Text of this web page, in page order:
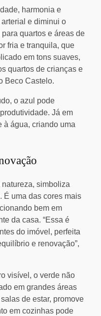
harmonia e
e diminui o
quartos e áreas de
fria e tranquila, que
em tons suaves,
quartos de crianças e
Beco Castelo.
o azul pode
Já em
à água, criando uma
simboliza
É uma das cores mais
bem em
da casa. “Essa é
do imóvel, perfeita
e renovação”,
visível, o verde não
em grandes áreas
de estar, promove
em cozinhas pode